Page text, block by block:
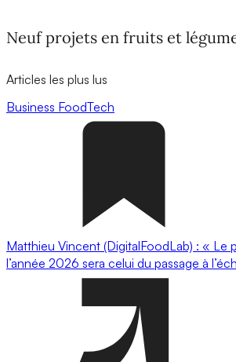
Neuf projets en fruits et
Articles les plus lus
Business FoodTech
Matthieu Vincent (DigitalFoodLab) : « Le
l’année 2026 sera celui du passage à